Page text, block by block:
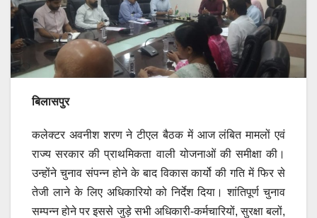
बिलासपुर
कलेक्टर अवनीश शरण ने टीएल बैठक में आज लंबित मामलों एवं
राज्य सरकार की प्राथमिकता वाली योजनाओं की समीक्षा की।
उन्होंने चुनाव संपन्न होने के बाद विकास कार्यो की गति में फिर से
तेजी लाने के लिए अधिकारियो को निर्देश दिया। शांतिपूर्ण चुनाव
सम्पन्न होने पर इससे जुड़े सभी अधिकारी-कर्मचारियों, सुरक्षा बलों,